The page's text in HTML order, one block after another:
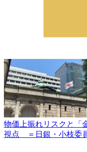
物価上振れリスクと「
視点 ＝日銀・小枝委